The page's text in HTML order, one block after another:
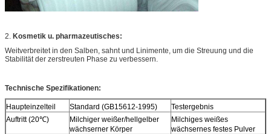
2. Kosmetik u. pharmazeutisches:
Weitverbreitet in den Salben, sahnt und Linimente, um die Streuung und die
Stabilität der zerstreuten Phase zu verbessern.
Technische Spezifikationen:
Haupteinzelteil Standard (GB15612-1995)
Testergebnis
Auftritt (20℃)
Milchiger weißer/hellgelber
wächserner Körper
Milchiges weißes
wächsernes festes Pulver